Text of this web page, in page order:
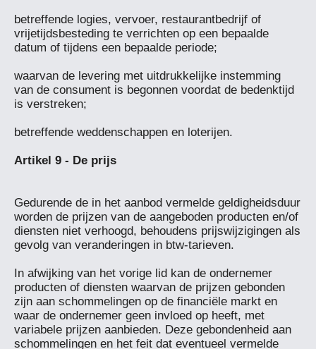
betreffende logies, vervoer, restaurantbedrijf of
vrijetijdsbesteding te verrichten op een bepaalde
datum of tijdens een bepaalde periode;
waarvan de levering met uitdrukkelijke instemming
van de consument is begonnen voordat de bedenktijd
is verstreken;
betreffende weddenschappen en loterijen.
Gedurende de in het aanbod vermelde geldigheidsduur
worden de prijzen van de aangeboden producten en/of
diensten niet verhoogd, behoudens prijswijzigingen als
gevolg van veranderingen in btw-tarieven.
In afwijking van het vorige lid kan de ondernemer
producten of diensten waarvan de prijzen gebonden
zijn aan schommelingen op de financiële markt en
waar de ondernemer geen invloed op heeft, met
variabele prijzen aanbieden. Deze gebondenheid aan
schommelingen en het feit dat eventueel vermelde